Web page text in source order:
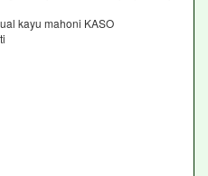
kayu mahoni KASO